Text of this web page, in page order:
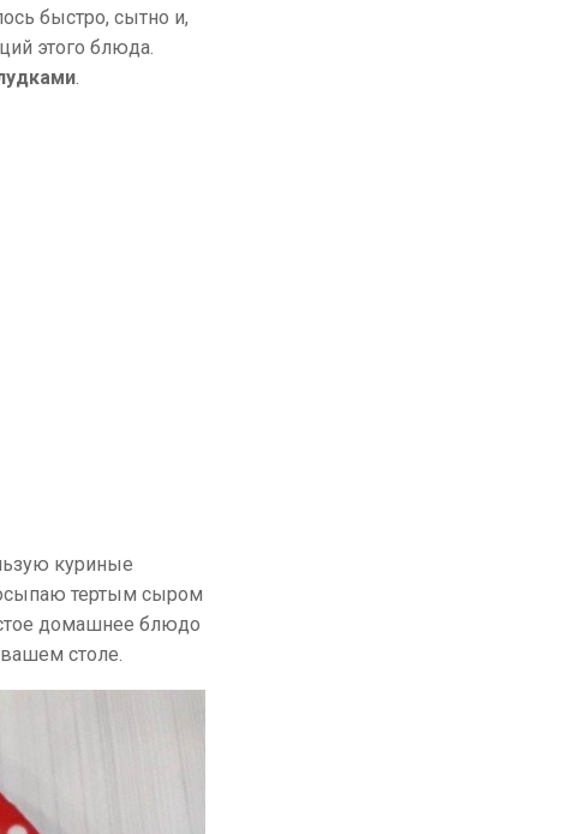
быстро, сытно и,
этого блюда.
.
куриные
тертым сыром
домашнее блюдо
столе.